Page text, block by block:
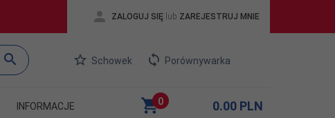
ZALOGUJ SIĘ lub ZAREJESTRUJ MNIE
Schowek Porównywarka
INFORMACJE 0 0.00PLN